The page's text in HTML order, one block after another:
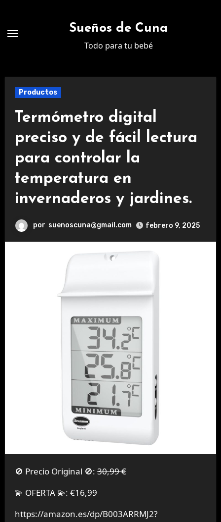
contenido
Sueños de Cuna
Todo para tu bebé
Productos
Termómetro digital
preciso y de fácil lectura
para controlar la
temperatura en
invernaderos y jardines.
por suenoscuna@gmail.com febrero 9, 2025
🚫 Precio Original 🚫:30,99 €
💫 OFERTA 💫: €16,99
https://amazon.es/dp/B003ARRMJ2?